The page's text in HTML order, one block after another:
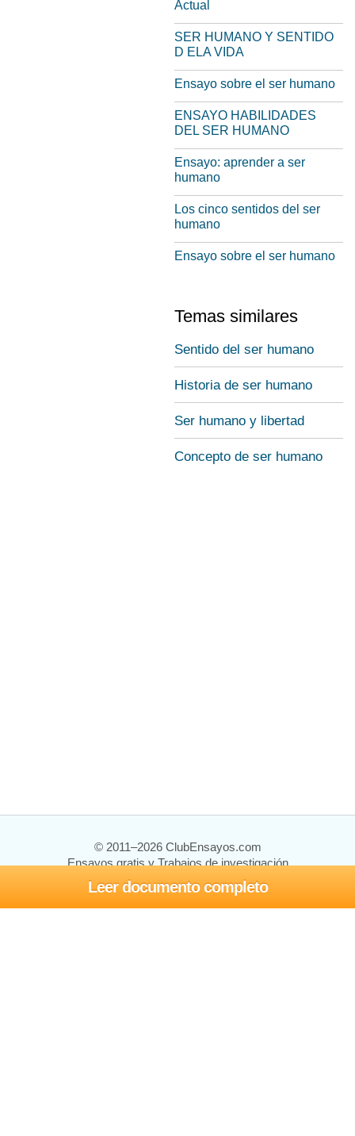
Leer documento completo
Actual
SER HUMANO Y SENTIDO
D ELA VIDA
Ensayo sobre el ser humano
ENSAYO HABILIDADES
DEL SER HUMANO
Ensayo: aprender a ser
humano
Los cinco sentidos del ser
humano
Ensayo sobre el ser humano
Temas similares
Sentido del ser humano
Historia de ser humano
Ser humano y libertad
Concepto de ser humano
© 2011–2026 ClubEnsayos.com
Ensayos gratis y Trabajos de investigación